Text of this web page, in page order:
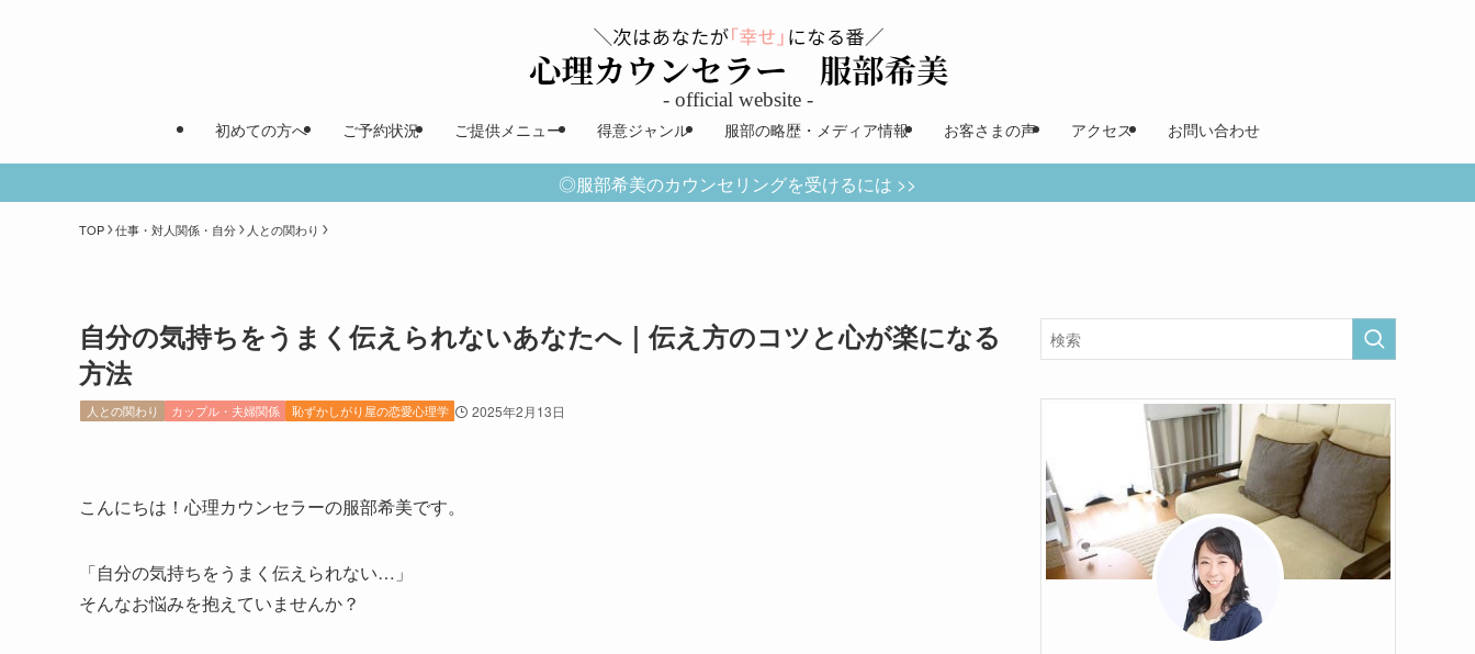
初めての方へ ご予約状況 ご提供メニュー 得意ジャンル 服部の略歴・メディア情報 お客さまの声 アクセス お問い合わせ
◎服部希美のカウンセリングを受けるには >>
TOP 仕事・対人関係・自分 人との関わり
自分の気持ちをうまく伝えられないあなたへ｜伝え方のコツと心が楽になる
方法
人との関わり カップル・夫婦関係 恥ずかしがり屋の恋愛心理学 2025年2月13日
こんにちは！心理カウンセラーの服部希美です。
「自分の気持ちをうまく伝えられない…」
そんなお悩みを抱えていませんか？